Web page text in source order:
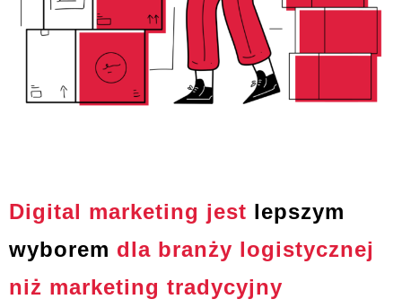
Digital marketing jest lepszym
wyborem dla branży logistycznej
niż marketing tradycyjny